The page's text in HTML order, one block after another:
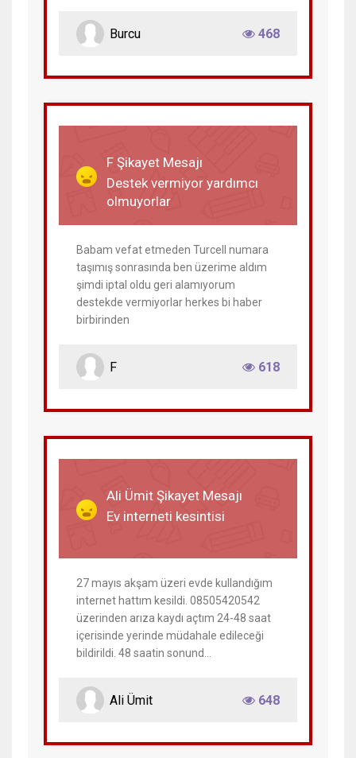
Burcu 468
F Şikayet Mesajı
Destek vermiyor yardımcı
olmuyorlar
Babam vefat etmeden Turcell numara
taşımış sonrasında ben üzerime aldım
şimdi iptal oldu geri alamıyorum
destekde vermiyorlar herkes bi haber
birbirinden
F 618
Ali Ümit Şikayet Mesajı
Ev interneti kesintisi
27 mayıs akşam üzeri evde kullandığım
internet hattım kesildi. 08505420542
üzerinden arıza kaydı açtım 24-48 saat
içerisinde yerinde müdahale edileceği
bildirildi. 48 saatin sonund...
Ali Ümit 648